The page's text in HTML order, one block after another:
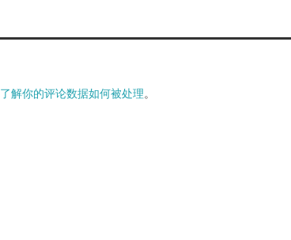
了解你的评论数据如何被处理。